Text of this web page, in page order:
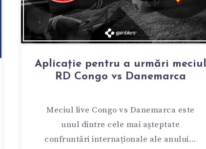
Aplicație pentru a urmări meciul
RD Congo vs Danemarca
Meciul live Congo vs Danemarca este
unul dintre cele mai așteptate
confruntări internaționale ale anului…